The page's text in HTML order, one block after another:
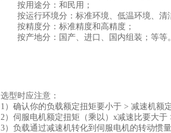
按用途分：和民用；
按运行环境分：标准环境、低温环境、清
按精度分：标准精度和高精度；
按产地分：国产、进口、国内组装；等等。
选型时应注意：
1）确认你的负载额定扭矩要小于 > 减速机额
2）伺服电机额定扭矩（乘以）x减速比要大于
3）负载通过减速机转化到伺服电机的转动惯